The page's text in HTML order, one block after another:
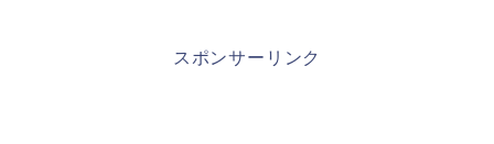
スポンサーリンク